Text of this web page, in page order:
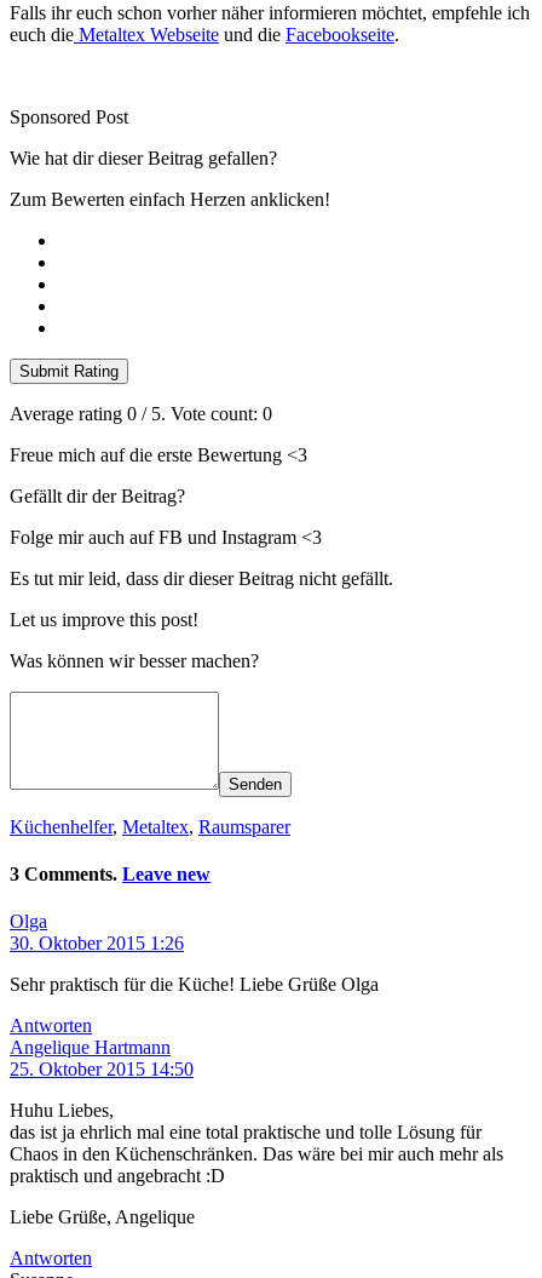
Falls ihr euch schon vorher näher informieren möchtet, empfehle ich
euch die Metaltex Webseite und die Facebookseite.
Sponsored Post
Wie hat dir dieser Beitrag gefallen?
Zum Bewerten einfach Herzen anklicken!
Submit Rating
Average rating 0 / 5. Vote count: 0
Freue mich auf die erste Bewertung <3
Gefällt dir der Beitrag?
Folge mir auch auf FB und Instagram <3
Es tut mir leid, dass dir dieser Beitrag nicht gefällt.
Let us improve this post!
Was können wir besser machen?
Senden
Küchenhelfer, Metaltex, Raumsparer
3 Comments. Leave new
Olga
30. Oktober 2015 1:26
Sehr praktisch für die Küche! Liebe Grüße Olga
Antworten
Angelique Hartmann
25. Oktober 2015 14:50
Huhu Liebes,
das ist ja ehrlich mal eine total praktische und tolle Lösung für
Chaos in den Küchenschränken. Das wäre bei mir auch mehr als
praktisch und angebracht :D
Liebe Grüße, Angelique
Antworten